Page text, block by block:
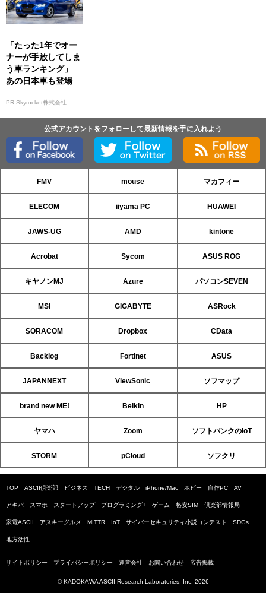
「たった1年でオー
ナーが手放してしま
う車ランキング」
あの日本車も登場
PR Skyrocket株式会社
公式アカウントをフォローして最新情報を手に入れよう
FMV mouse マカフィー
ELECOM iiyama PC HUAWEI
JAWS-UG AMD kintone
Acrobat Sycom ASUS ROG
キヤノンMJ Azure パソコンSEVEN
MSI GIGABYTE ASRock
SORACOM Dropbox CData
Backlog Fortinet ASUS
JAPANNEXT ViewSonic ソフマップ
brand new ME! Belkin HP
ヤマハ Zoom ソフトバンクのIoT
STORM pCloud ソフクリ
TOP ASCII倶楽部 ビジネス TECH デジタル iPhone/Mac ホビー 自作PC AV
アキバ スマホ スタートアップ プログラミング+ ゲーム 格安SIM 倶楽部情報局
家電ASCII アスキーグルメ MITTR IoT サイバーセキュリティ小説コンテスト SDGs
地方活性
サイトポリシー プライバシーポリシー 運営会社 お問い合わせ 広告掲載
© KADOKAWA ASCII Research Laboratories, Inc. 2026